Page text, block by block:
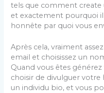
tels que comment create
et exactement pourquoi
honnête par quoi vous
Après cela, vraiment
email et choisissez un
Quand vous êtes
choisir de divulguer
un individu bio, et vous